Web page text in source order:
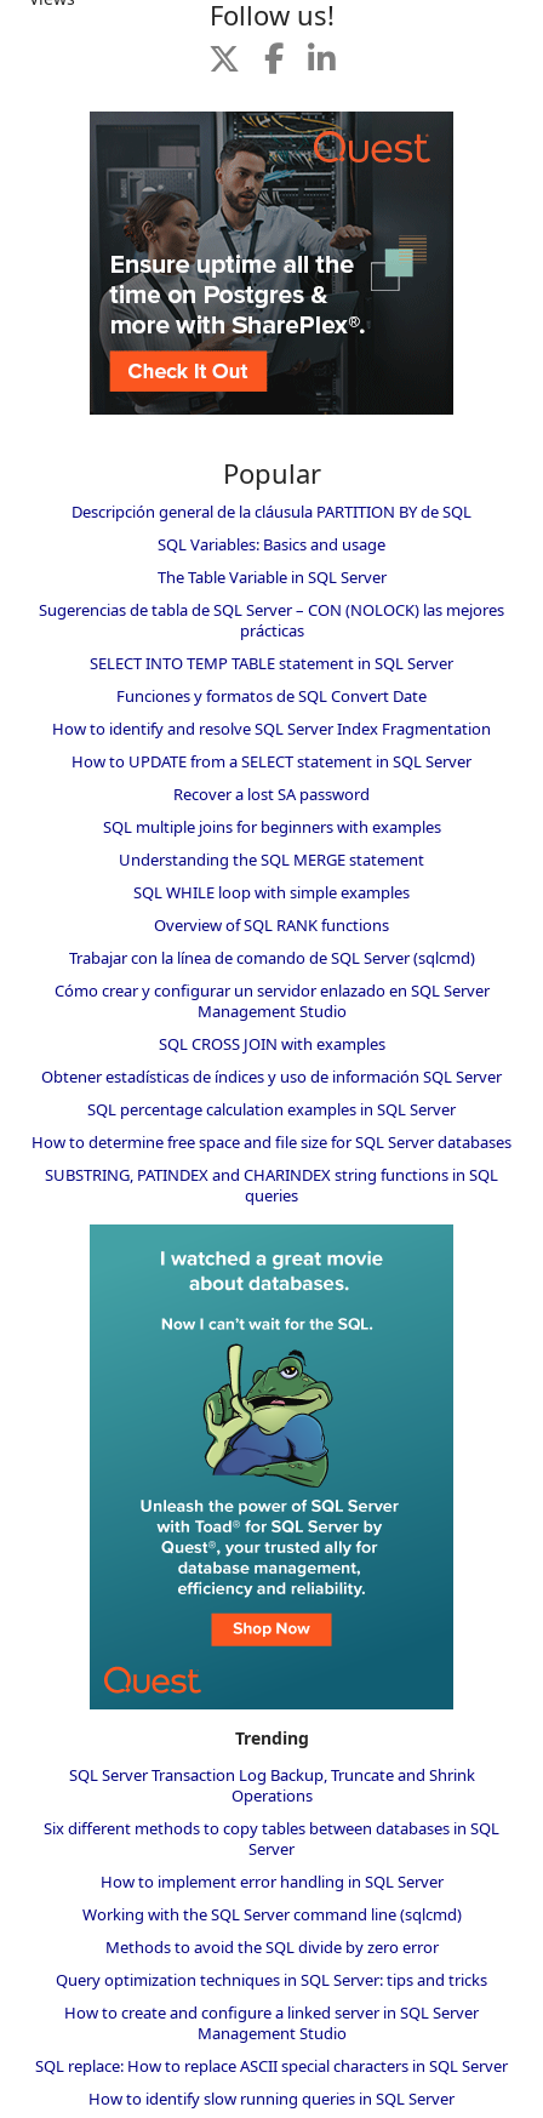
Follow us!
Popular
Descripción general de la cláusula PARTITION BY de SQL
SQL Variables: Basics and usage
The Table Variable in SQL Server
Sugerencias de tabla de SQL Server – CON (NOLOCK) las mejores
prácticas
SELECT INTO TEMP TABLE statement in SQL Server
Funciones y formatos de SQL Convert Date
How to identify and resolve SQL Server Index Fragmentation
How to UPDATE from a SELECT statement in SQL Server
Recover a lost SA password
SQL multiple joins for beginners with examples
Understanding the SQL MERGE statement
SQL WHILE loop with simple examples
Overview of SQL RANK functions
Trabajar con la línea de comando de SQL Server (sqlcmd)
Cómo crear y configurar un servidor enlazado en SQL Server
Management Studio
SQL CROSS JOIN with examples
Obtener estadísticas de índices y uso de información SQL Server
SQL percentage calculation examples in SQL Server
How to determine free space and file size for SQL Server databases
SUBSTRING, PATINDEX and CHARINDEX string functions in SQL
queries
Trending
SQL Server Transaction Log Backup, Truncate and Shrink
Operations
Six different methods to copy tables between databases in SQL
Server
How to implement error handling in SQL Server
Working with the SQL Server command line (sqlcmd)
Methods to avoid the SQL divide by zero error
Query optimization techniques in SQL Server: tips and tricks
How to create and configure a linked server in SQL Server
Management Studio
SQL replace: How to replace ASCII special characters in SQL Server
How to identify slow running queries in SQL Server